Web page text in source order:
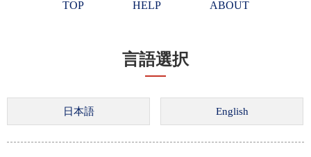
TOP HELP ABOUT
言語選択